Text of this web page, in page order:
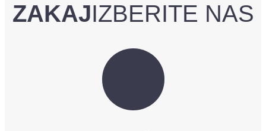
ZAKAJIZBERITE NAS